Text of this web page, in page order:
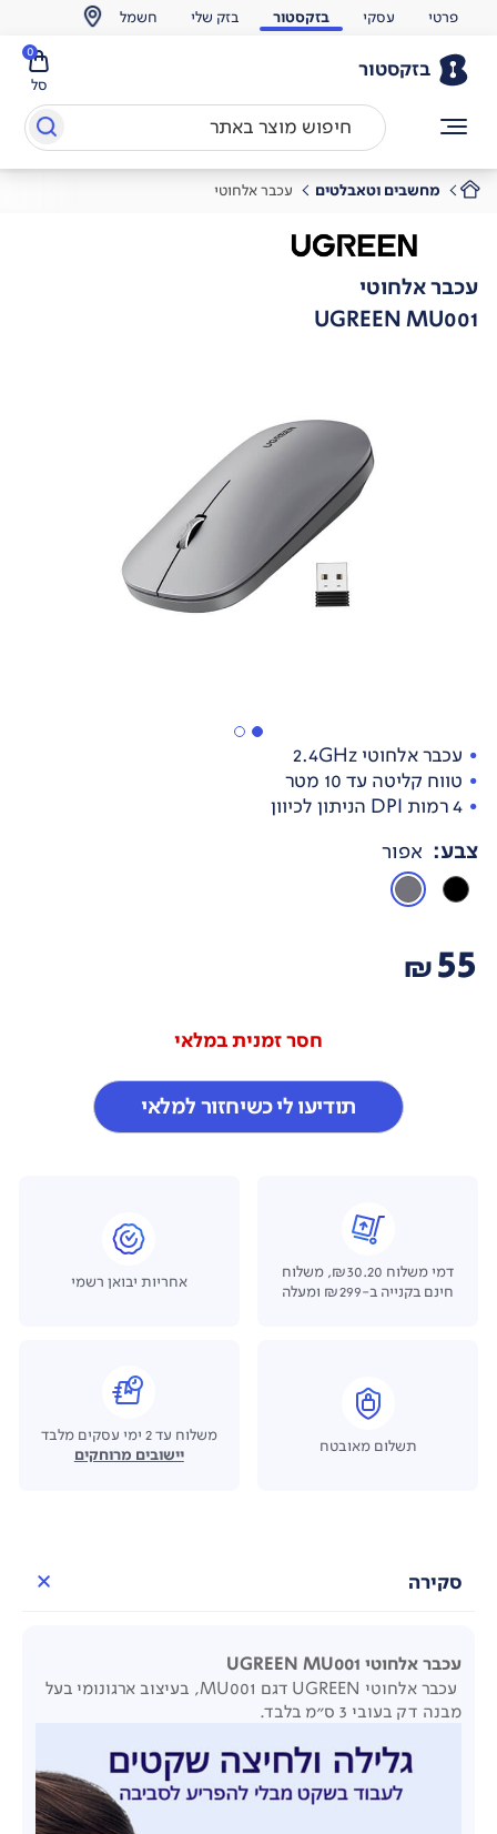
פרטי עסקי בזקסטור בזק שלי חשמל
בזקסטור
סל
0
מחשבים וטאבלטים עכבר אלחוטי
עכבר אלחוטי
UGREEN MU001
עכבר אלחוטי 2.4GHz
טווח קליטה עד 10 מטר
4 רמות DPI הניתון לכיוון
צבע: אפור
55
₪
חסר זמנית במלאי
תודיעו לי כשיחזור למלאי
דמי משלוח ₪30.20, משלוח
חינם בקנייה ב-₪299 ומעלה
אחריות יבואן רשמי
תשלום מאובטח
משלוח עד 2 ימי עסקים מלבד
יישובים מרוחקים
סקירה
עכבר אלחוטי UGREEN MU001
עכבר אלחוטי UGREEN דגם MU001, בעיצוב ארגונומי בעל
מבנה דק בעובי 3 ס"מ בלבד.